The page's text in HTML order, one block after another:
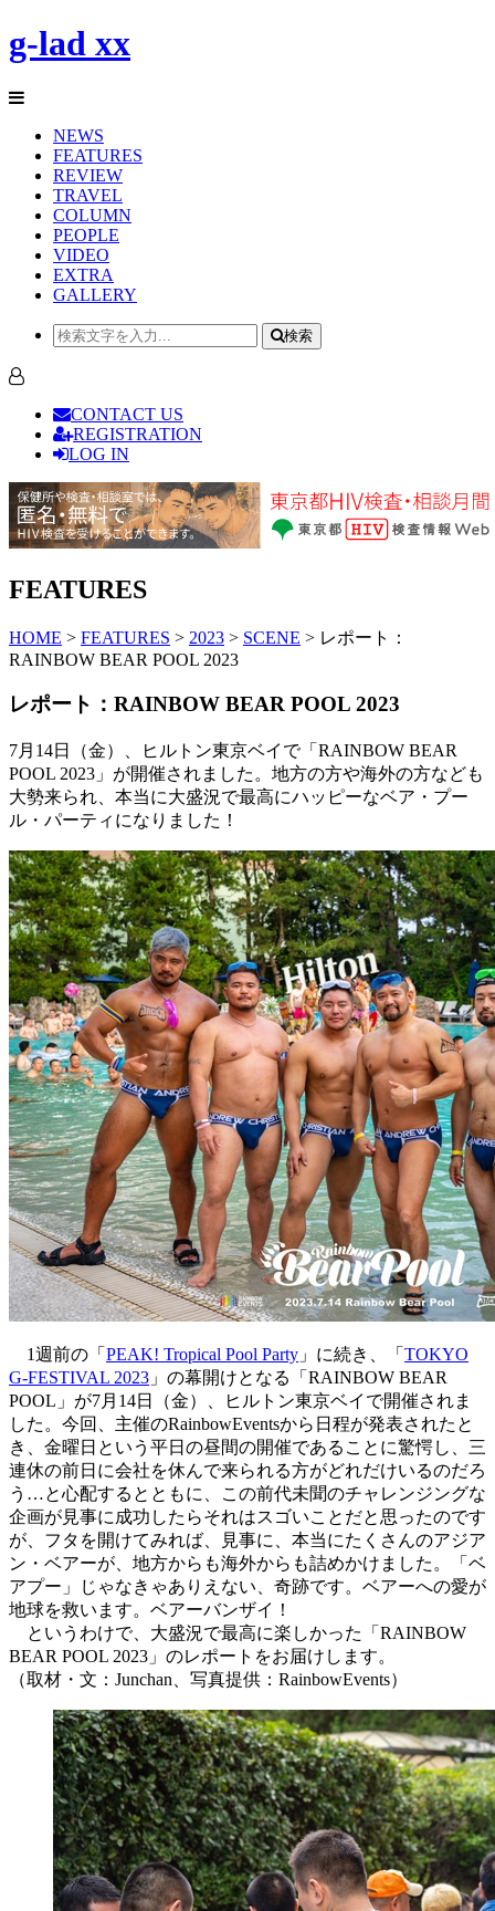
g-lad xx
NEWS
FEATURES
REVIEW
TRAVEL
COLUMN
PEOPLE
VIDEO
EXTRA
GALLERY
検索
CONTACT US
REGISTRATION
LOG IN
FEATURES
HOME > FEATURES > 2023 > SCENE > レポート：
RAINBOW BEAR POOL 2023
レポート：RAINBOW BEAR POOL 2023
7月14日（金）、ヒルトン東京ベイで「RAINBOW BEAR
POOL 2023」が開催されました。地方の方や海外の方なども
大勢来られ、本当に大盛況で最高にハッピーなベア・プー
ル・パーティになりました！
1週前の「 PEAK! Tropical Pool Party 」に続き、「 TOKYO
G-FESTIVAL 2023 」の幕開けとなる「RAINBOW BEAR
POOL」が7月14日（金）、ヒルトン東京ベイで開催されま
した。今回、主催のRainbowEventsから日程が発表されたと
き、金曜日という平日の昼間の開催であることに驚愕し、三
連休の前日に会社を休んで来られる方がどれだけいるのだろ
う…と心配するとともに、この前代未聞のチャレンジングな
企画が見事に成功したらそれはスゴいことだと思ったのです
が、フタを開けてみれば、見事に、本当にたくさんのアジア
ン・ベアーが、地方からも海外からも詰めかけました。「ベ
アプー」じゃなきゃありえない、奇跡です。ベアーへの愛が
地球を救います。ベアーバンザイ！
というわけで、大盛況で最高に楽しかった「RAINBOW
BEAR POOL 2023」のレポートをお届けします。
（取材・文：Junchan、写真提供：RainbowEvents）